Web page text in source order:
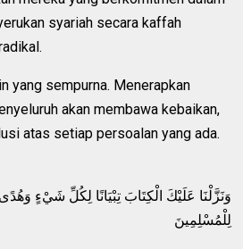
syariah secara kaffah
yang sempurna. Menerapkan
akan membawa kebaikan,
atas setiap persoalan yang ada.
وَنَزَّلْنَا عَلَيْكَ الْكِتَابَ تِبْيَانًا لِكُلِّ شَيْءٍ
لِلْمُسْلِمِينَ